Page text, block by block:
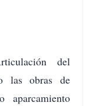
del
las obras de
aparcamiento